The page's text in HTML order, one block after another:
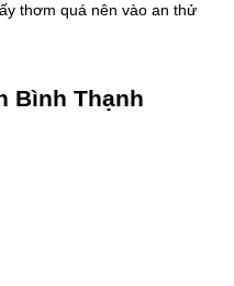
thơm quá nên vào an thử
Bình Thạnh